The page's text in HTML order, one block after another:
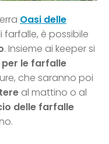
Oasi delle
è possibile
. Insieme ai keeper si
le farfalle
che saranno poi
al mattino o al
delle farfalle